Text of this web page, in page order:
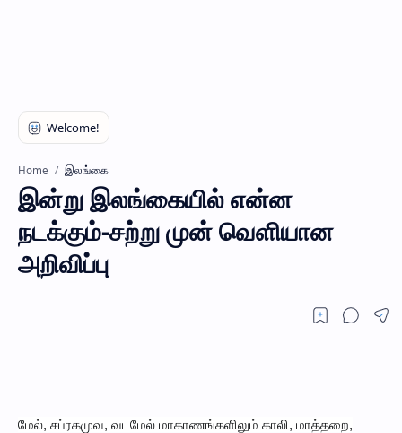
Home இலங்கை
இன்று இலங்கையில் என்ன
நடக்கும்-சற்று முன் வெளியான
அறிவிப்பு
மேல், சப்ரகமுவ, வடமேல் மாகாணங்களிலும் காலி, மாத்தறை,